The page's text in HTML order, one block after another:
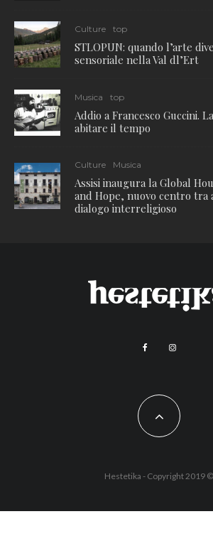
Culture top
STLOPUN: quando l’arte
sensoriale nella Val dl’Ert
Musica top
Addio a Francesco Guccini.
abitare il tempo
Culture Musica
Assisi inaugura la Global
and Hope, nuovo centro tra
dialogo interreligioso
Hestetika - Copyright 2019 ©